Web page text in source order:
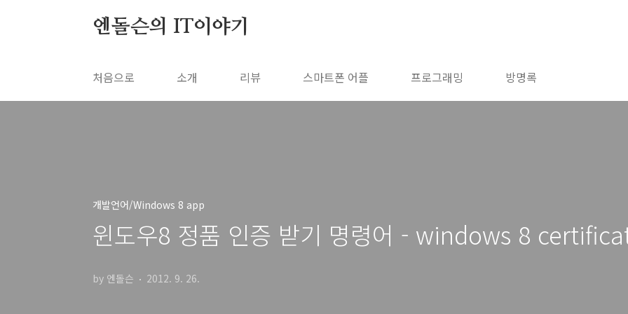
엔돌슨의 IT이야기
처음으로 소개 리뷰 스마트폰 어플 프로그래밍 방명록
개발언어/Windows 8 app
윈도우8 정품 인증 받기 명령어 - windows 8
by 엔돌슨 2012. 9. 26.